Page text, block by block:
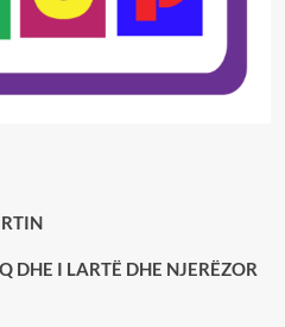
DHE I LARTË DHE NJERËZOR